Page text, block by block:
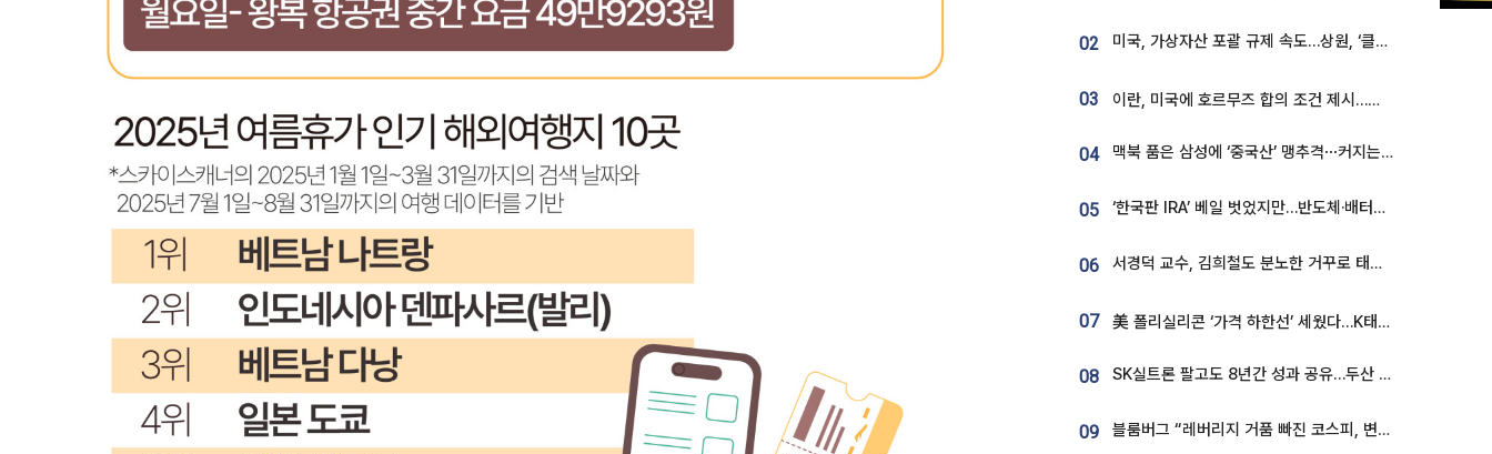
02 미국, 가상자산 포괄 규제 속도…상원, ‘클래리티법’ 9월 절차투표 추진
03 이란, 미국에 호르무즈 합의 조건 제시…美 “경기 아직 안 끝나” [종합]
04 맥북 품은 삼성에 ‘중국산’ 맹추격⋯커지는 노트북 OLED 시장
05 ‘한국판 IRA’ 베일 벗었지만…반도체·배터리 업계 “시행령이 관건”
06 서경덕 교수, 김희철도 분노한 거꾸로 태극기⋯"엉터리는 아냐, 아쉬울 뿐"
07 美 폴리실리콘 ‘가격 하한선’ 세웠다…K태양광 수혜 기대
08 SK실트론 팔고도 8년간 성과 공유…두산 인수대금 2.3조가 끝 아냐
09 블룸버그 “레버리지 거품 빠진 코스피, 변동성 최악 국면 지났을 가능성”